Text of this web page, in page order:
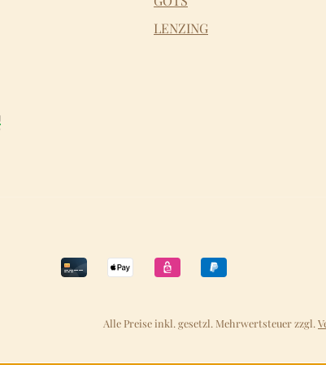
LENZING
Alle Preise inkl. gesetzl. Mehrwertsteuer zzgl.